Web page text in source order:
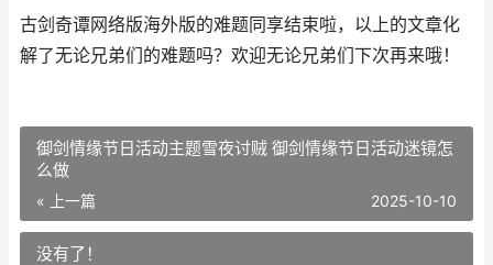
古剑奇谭网络版海外版的难题同享结束啦，以上的文章化
解了无论兄弟们的难题吗？欢迎无论兄弟们下次再来哦！
御剑情缘节日活动主题雪夜讨贼 御剑情缘节日活动迷镜怎
么做
« 上一篇 2025-10-10
没有了！